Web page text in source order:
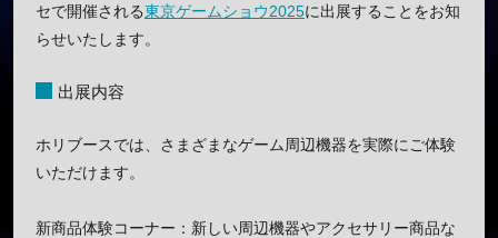
セで開催される東京ゲームショウ2025に出展することをお知
らせいたします。
出展内容
ホリブースでは、さまざまなゲーム周辺機器を実際にご体験
いただけます。
新商品体験コーナー：新しい周辺機器やアクセサリー商品な